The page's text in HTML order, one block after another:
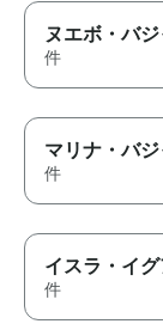
ヌエボ・バ
件
マリナ・バ
件
イスラ・イ
件